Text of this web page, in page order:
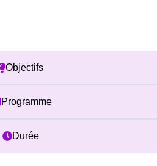
Objectifs
Programme
Durée